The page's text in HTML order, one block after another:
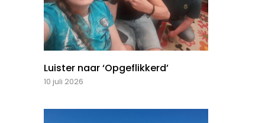
Luister naar ‘Opgeflikkerd’
10 juli 2026